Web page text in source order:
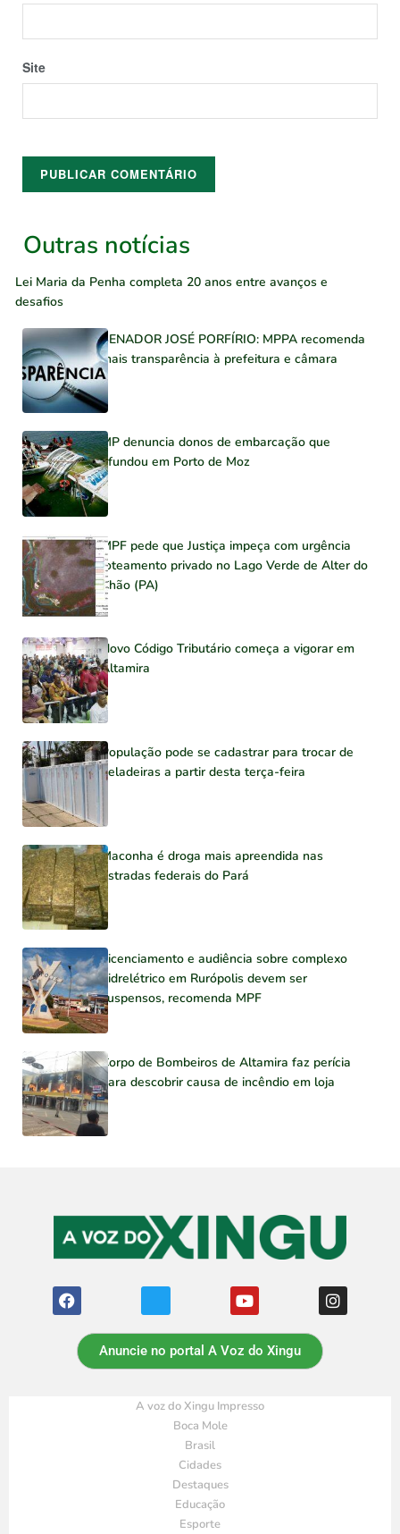
Site
Outras notícias
Lei Maria da Penha completa 20 anos entre avanços e
desafios
SENADOR JOSÉ PORFÍRIO: MPPA recomenda
mais transparência à prefeitura e câmara
MP denuncia donos de embarcação que
afundou em Porto de Moz
MPF pede que Justiça impeça com urgência
loteamento privado no Lago Verde de Alter do
Chão (PA)
Novo Código Tributário começa a vigorar em
Altamira
População pode se cadastrar para trocar de
geladeiras a partir desta terça-feira
Maconha é droga mais apreendida nas
estradas federais do Pará
Licenciamento e audiência sobre complexo
hidrelétrico em Rurópolis devem ser
suspensos, recomenda MPF
Corpo de Bombeiros de Altamira faz perícia
para descobrir causa de incêndio em loja
Anuncie no portal A Voz do Xingu
A voz do Xingu Impresso
Boca Mole
Brasil
Cidades
Destaques
Educação
Esporte